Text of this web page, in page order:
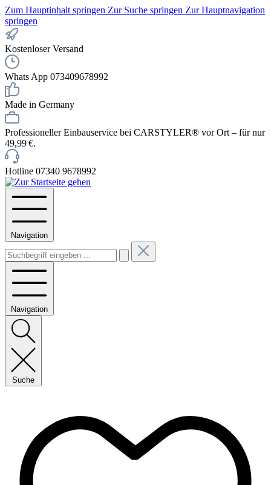
Zum Hauptinhalt springen Zur Suche springen Zur Hauptnavigation
springen
Kostenloser Versand
Whats App 073409678992
Made in Germany
Professioneller Einbauservice bei CARSTYLER® vor Ort – für nur
49,99 €.
Hotline 07340 9678992
Navigation
Navigation
Suche